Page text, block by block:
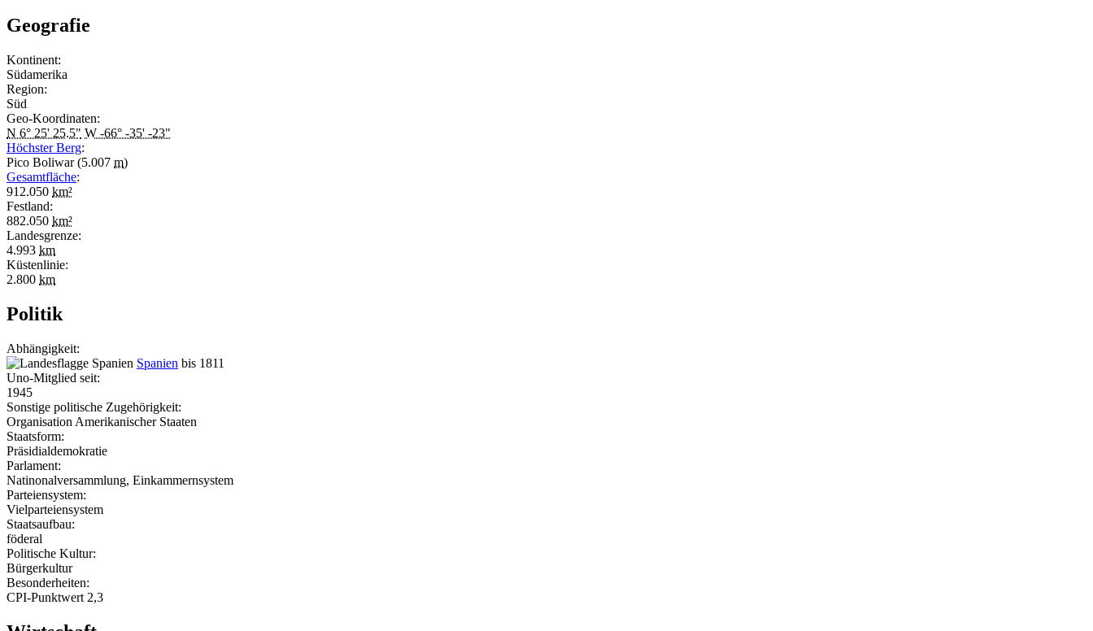
Geografie
Kontinent:
Südamerika
Region:
Süd
Geo-Koordinaten:
N 6° 25' 25.5" W -66° -35' -23"
Höchster Berg:
Pico Boliwar (5.007 m)
Gesamtfläche:
912.050 km²
Festland:
882.050 km²
Landesgrenze:
4.993 km
Küstenlinie:
2.800 km
Politik
Abhängigkeit:
Spanien bis 1811
Uno-Mitglied seit:
1945
Sonstige politische Zugehörigkeit:
Organisation Amerikanischer Staaten
Staatsform:
Präsidialdemokratie
Parlament:
Natinonalversammlung, Einkammernsystem
Parteiensystem:
Vielparteiensystem
Staatsaufbau:
föderal
Politische Kultur:
Bürgerkultur
Besonderheiten:
CPI-Punktwert 2,3